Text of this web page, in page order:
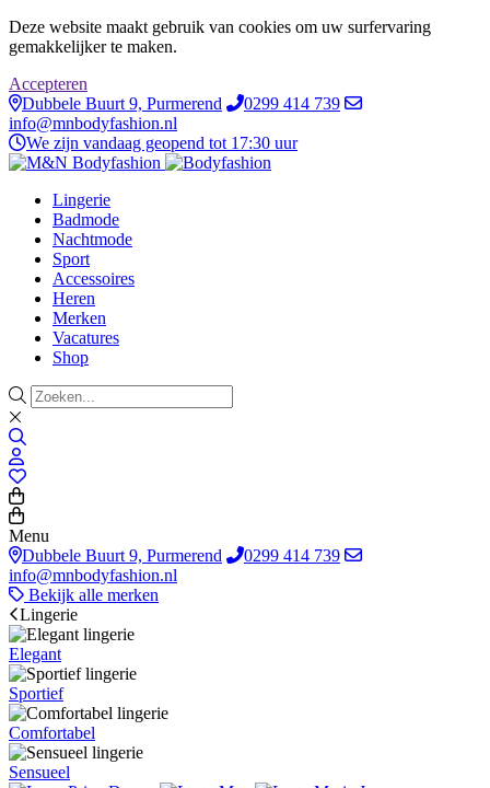
Deze website maakt gebruik van cookies om uw surfervaring
gemakkelijker te maken.
Accepteren
Dubbele Buurt 9, Purmerend
0299 414 739
info@mnbodyfashion.nl
We zijn vandaag geopend tot 17:30 uur
Lingerie
Badmode
Nachtmode
Sport
Accessoires
Heren
Merken
Vacatures
Shop
Menu
Dubbele Buurt 9, Purmerend
0299 414 739
info@mnbodyfashion.nl
Bekijk alle merken
Lingerie
Elegant
Sportief
Comfortabel
Sensueel